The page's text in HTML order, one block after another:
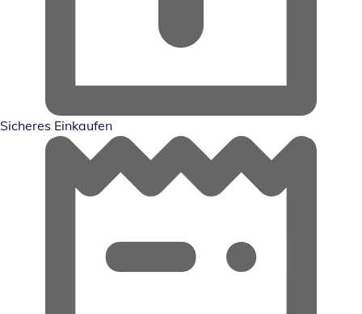
Sicheres Einkaufen